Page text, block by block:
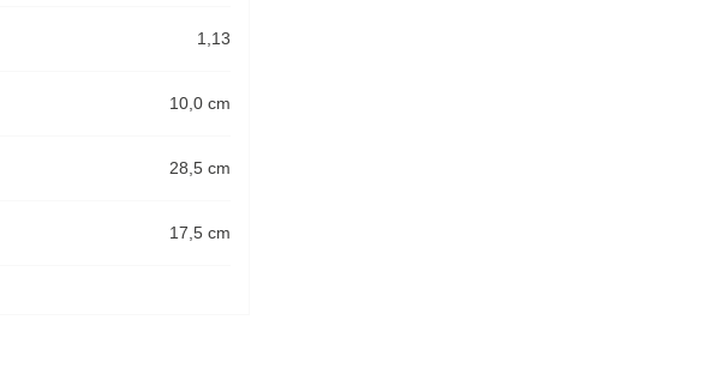
1,13
10,0 cm
28,5 cm
17,5 cm